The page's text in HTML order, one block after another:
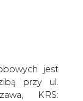
A A
jest
przy ul.
KRS: